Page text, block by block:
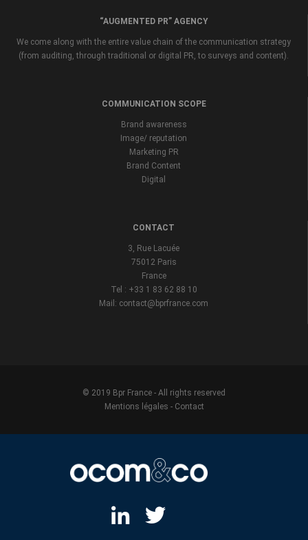
“AUGMENTED PR” AGENCY
We come along with the entire value chain of the communication strategy
(from auditing, through traditional or digital PR, to surveys and content).
COMMUNICATION SCOPE
Brand awareness
Image/ reputation
Marketing PR
Brand Content
Digital
CONTACT
3, Rue Lacuée
75012 Paris
France
Tel : +33 1 83 62 88 10
Mail: contact@bprfrance.com
© 2019 Bpr France - All rights reserved
Mentions légales - Contact